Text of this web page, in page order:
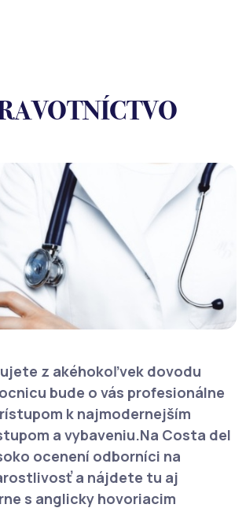
z akéhokoľvek dovodu
bude o vás profesionálne
k najmodernejším
a vybaveniu.Na Costa del
ocenení odborníci na
a nájdete tu aj
s anglicky hovoriacim